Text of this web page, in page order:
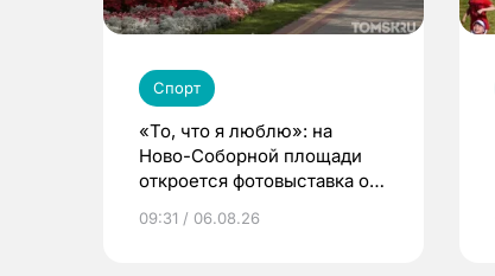
Спорт
«То, что я люблю»: на
Ново-Соборной площади
откроется фотовыставка о
09:31 / 06.08.26